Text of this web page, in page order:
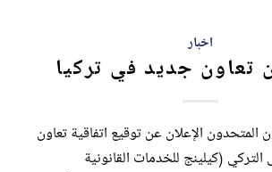
اخبار
تعاون جديد في تركيا
المتحدون الإعلان عن توقيع اتفاقية تعاون
التركي (كيلينج للخدمات القانونية